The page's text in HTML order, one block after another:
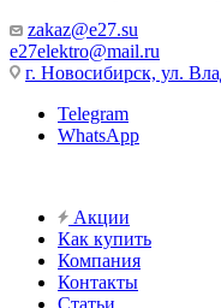
zakaz@e27.su
e27elektro@mail.ru
г. Новосибирск, ул.
Telegram
WhatsApp
Акции
Как купить
Компания
Контакты
Статьи